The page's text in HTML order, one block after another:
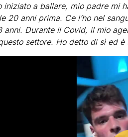
iniziato a ballare, mio ​​padre mi
20 anni prima. Ce l’ho nel
anni. Durante il Covid, il mio
settore. Ho detto di sì ed